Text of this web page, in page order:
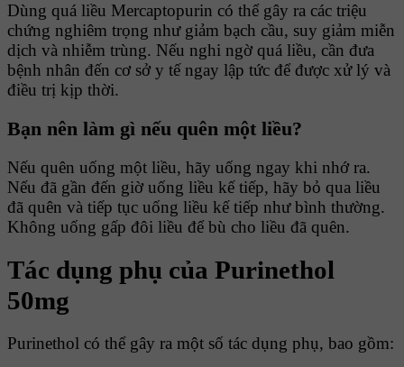
Dùng quá liều Mercaptopurin có thể gây ra các triệu
chứng nghiêm trọng như giảm bạch cầu, suy giảm miễn
dịch và nhiễm trùng. Nếu nghi ngờ quá liều, cần đưa
bệnh nhân đến cơ sở y tế ngay lập tức để được xử lý và
điều trị kịp thời.
Bạn nên làm gì nếu quên một liều?
Nếu quên uống một liều, hãy uống ngay khi nhớ ra.
Nếu đã gần đến giờ uống liều kế tiếp, hãy bỏ qua liều
đã quên và tiếp tục uống liều kế tiếp như bình thường.
Không uống gấp đôi liều để bù cho liều đã quên.
Tác dụng phụ của Purinethol
50mg
Purinethol có thể gây ra một số tác dụng phụ, bao gồm: